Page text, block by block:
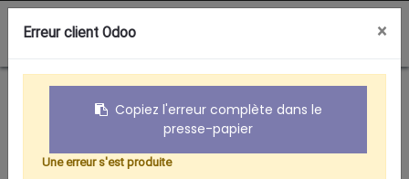
0
Boutique
INFORMATIQUE
ADAPTATEUR RJ45 F/RJ11 M
Erreur client Odoo ×
Copiez l'erreur complète dans le
presse-papier
Une erreur s'est produite